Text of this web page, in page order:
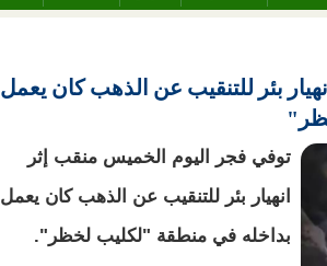
بئر للتنقيب عن الذهب كان يعمل
توفي فجر اليوم الخميس منقب إثر
انهيار بئر للتنقيب عن الذهب كان يعمل
بداخله في منطقة "لكليب لخظر".